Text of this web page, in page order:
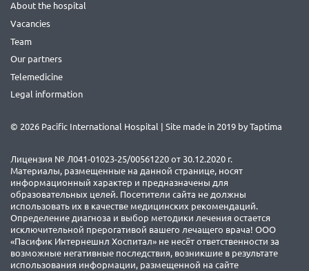
About the hospital
Vacancies
Team
Our partners
Telemedicine
Legal information
© 2026 Pacific International Hospital | Site made in 2019 by Taptima
Лицензия № Л041-01023-25/00561220 от 30.12.2020 г.
Материалы, размещенные на данной странице, носят
информационный характер и предназначены для
образовательных целей. Посетители сайта не должны
использовать их в качестве медицинских рекомендаций.
Определение диагноза и выбор методики лечения остается
исключительной прерогативой вашего лечащего врача! ООО
«Пасифик Интернешнл Хоспитал» не несёт ответственности за
возможные негативные последствия, возникшие в результате
использования информации, размещенной на сайте